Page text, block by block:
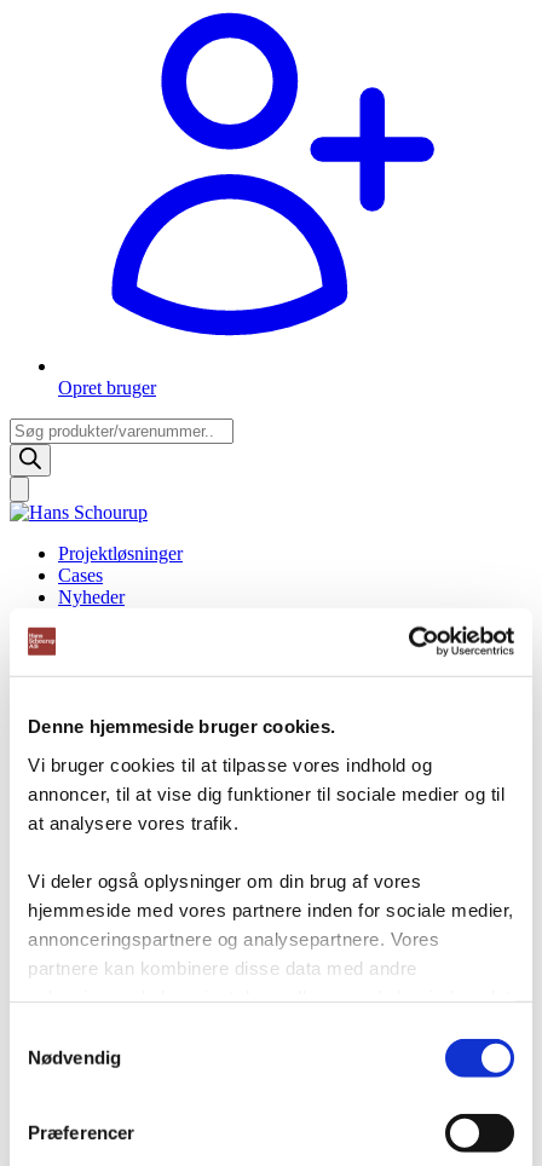
Denne hjemmeside bruger cookies.
Vi bruger cookies til at tilpasse vores indhold og
annoncer, til at vise dig funktioner til sociale medier og til
at analysere vores trafik.
Vi deler også oplysninger om din brug af vores
hjemmeside med vores partnere inden for sociale medier,
annonceringspartnere og analysepartnere. Vores
partnere kan kombinere disse data med andre
Nødvendig
Præferencer
Opret bruger
Products
search
Projektløsninger
Cases
Nyheder
Kontakt/Info